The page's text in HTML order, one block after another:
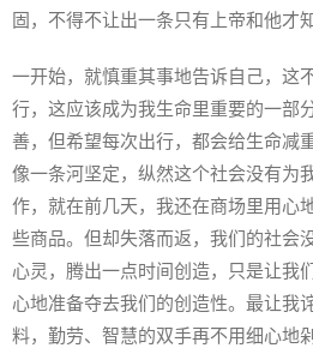
固，不得不让出一条只有上帝和他才
一开始，就慎重其事地告诉自己，这
行，这应该成为我生命里重要的一部
善，但希望每次出行，都会给生命减
像一条河坚定，纵然这个社会没有为
作，就在前几天，我还在商场里用心
些商品。但却失落而返，我们的社会
心灵，腾出一点时间创造，只是让我
心地准备夺去我们的创造性。最让我
料，勤劳、智慧的双手再不用细心地